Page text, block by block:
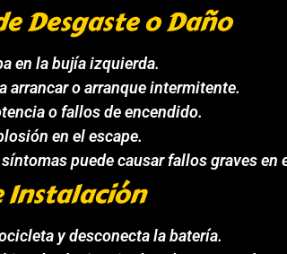
Desgaste o Daño
en la bujía izquierda.
arrancar o arranque intermitente.
o fallos de encendido.
en el escape.
puede causar fallos graves
Instalación
y desconecta la batería.